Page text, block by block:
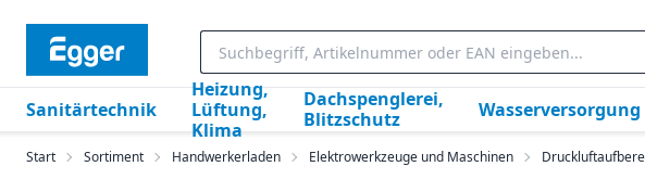
Sanitärtechnik
Heizung,
Lüftung,
Klima
Dachspenglerei,
Blitzschutz
Wasserversorgung
Start Sortiment Handwerkerladen Elektrowerkzeuge und Maschinen